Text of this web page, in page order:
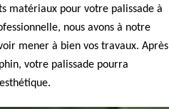
matériaux pour votre palissade à
nous avons à notre
mener à bien vos travaux. Après
votre palissade pourra